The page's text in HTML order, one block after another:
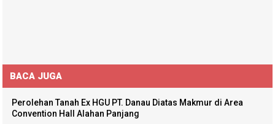
BACA JUGA
Perolehan Tanah Ex HGU PT. Danau Diatas Makmur di Area
Convention Hall Alahan Panjang